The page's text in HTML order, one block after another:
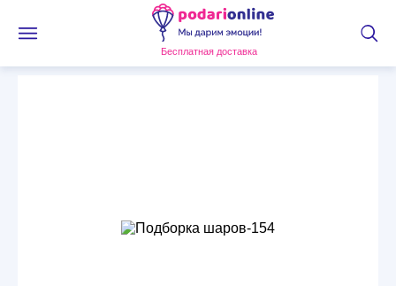
Бесплатная доставка